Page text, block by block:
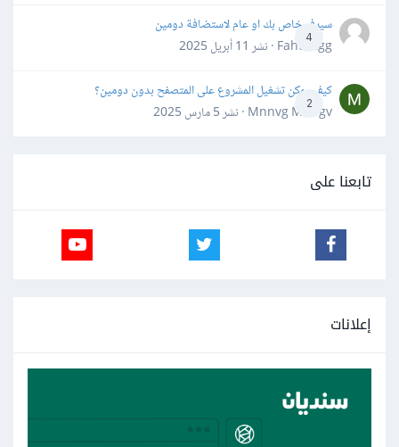
4
سيرفر خاص بك او عام لاستضافة دومين
Fahd Ggg · نشر
11 أبريل 2025
2
كيف يمكن تشغيل المشروع على المتصفح بدون دومين؟
Mnnvg Mnbgv · نشر
5 مارس 2025
تابعنا على
إعلانات